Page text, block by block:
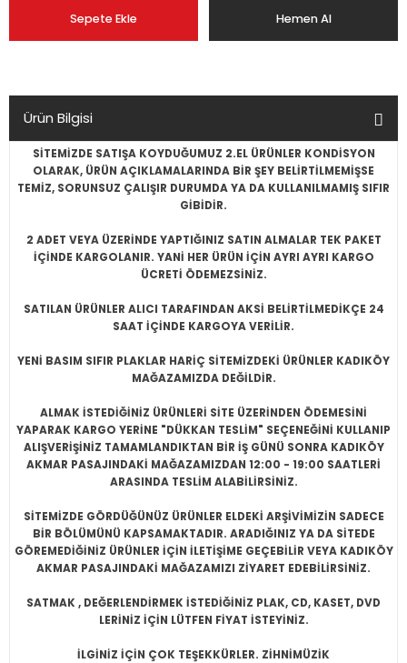
Sepete Ekle Hemen Al
Ürün Bilgisi
SİTEMİZDE SATIŞA KOYDUĞUMUZ 2.EL ÜRÜNLER KONDİSYON
OLARAK, ÜRÜN AÇIKLAMALARINDA BİR ŞEY BELİRTİLMEMİŞSE
TEMİZ, SORUNSUZ ÇALIŞIR DURUMDA YA DA KULLANILMAMIŞ SIFIR
GİBİDİR.
2 ADET VEYA ÜZERİNDE YAPTIĞINIZ SATIN ALMALAR TEK PAKET
İÇİNDE KARGOLANIR. YANİ HER ÜRÜN İÇİN AYRI AYRI KARGO
ÜCRETİ ÖDEMEZSİNİZ.
SATILAN ÜRÜNLER ALICI TARAFINDAN AKSİ BELİRTİLMEDİKÇE 24
SAAT İÇİNDE KARGOYA VERİLİR.
YENİ BASIM SIFIR PLAKLAR HARİÇ SİTEMİZDEKİ ÜRÜNLER KADIKÖY
MAĞAZAMIZDA DEĞİLDİR.
ALMAK İSTEDİĞİNİZ ÜRÜNLERİ SİTE ÜZERİNDEN ÖDEMESİNİ
YAPARAK KARGO YERİNE "DÜKKAN TESLİM" SEÇENEĞİNİ KULLANIP
ALIŞVERİŞİNİZ TAMAMLANDIKTAN BİR İŞ GÜNÜ SONRA KADIKÖY
AKMAR PASAJINDAKİ MAĞAZAMIZDAN 12:00 - 19:00 SAATLERİ
ARASINDA TESLİM ALABİLİRSİNİZ.
SİTEMİZDE GÖRDÜĞÜNÜZ ÜRÜNLER ELDEKİ ARŞİVİMİZİN SADECE
BİR BÖLÜMÜNÜ KAPSAMAKTADIR. ARADIĞINIZ YA DA SİTEDE
GÖREMEDİĞİNİZ ÜRÜNLER İÇİN İLETİŞİME GEÇEBİLİR VEYA KADIKÖY
AKMAR PASAJINDAKİ MAĞAZAMIZI ZİYARET EDEBİLİRSİNİZ.
SATMAK , DEĞERLENDİRMEK İSTEDİĞİNİZ PLAK, CD, KASET, DVD
LERİNİZ İÇİN LÜTFEN FİYAT İSTEYİNİZ.
İLGİNİZ İÇİN ÇOK TEŞEKKÜRLER. ZİHNİMÜZİK